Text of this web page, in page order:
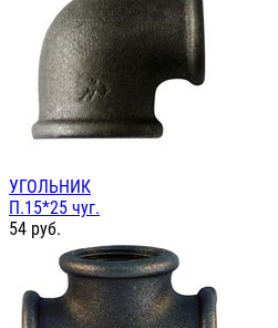
УГОЛЬНИК
П.15*25 чуг.
54 руб.